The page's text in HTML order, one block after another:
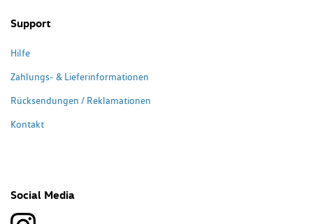
Support
Hilfe
Zahlungs- & Lieferinformationen
Rücksendungen / Reklamationen
Kontakt
Social Media